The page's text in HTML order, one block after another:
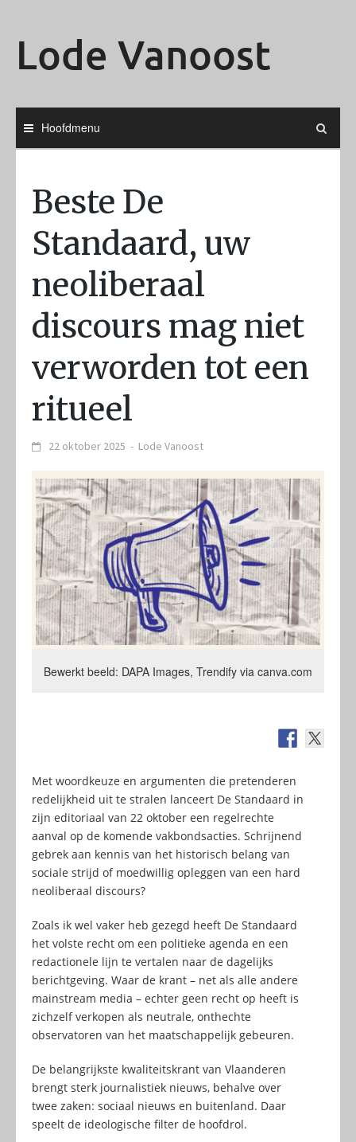
Lode Vanoost
Hoofdmenu
Beste De
Standaard, uw
neoliberaal
discours mag niet
verworden tot een
ritueel
22 oktober 2025 - Lode Vanoost
Bewerkt beeld: DAPA Images, Trendify via canva.com
Met woordkeuze en argumenten die pretenderen
redelijkheid uit te stralen lanceert De Standaard in
zijn editoriaal van 22 oktober een regelrechte
aanval op de komende vakbondsacties. Schrijnend
gebrek aan kennis van het historisch belang van
sociale strijd of moedwillig opleggen van een hard
neoliberaal discours?
Zoals ik wel vaker heb gezegd heeft De Standaard
het volste recht om een politieke agenda en een
redactionele lijn te vertalen naar de dagelijks
berichtgeving. Waar de krant – net als alle andere
mainstream media – echter geen recht op heeft is
zichzelf verkopen als neutrale, onthechte
observatoren van het maatschappelijk gebeuren.
De belangrijkste kwaliteitskrant van Vlaanderen
brengt sterk journalistiek nieuws, behalve over
twee zaken: sociaal nieuws en buitenland. Daar
speelt de ideologische filter de hoofdrol.